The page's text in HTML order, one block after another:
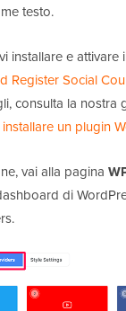
testo.
installare e attivare
Register Social
consulta la nostra
un plugin
vai alla pagina
di